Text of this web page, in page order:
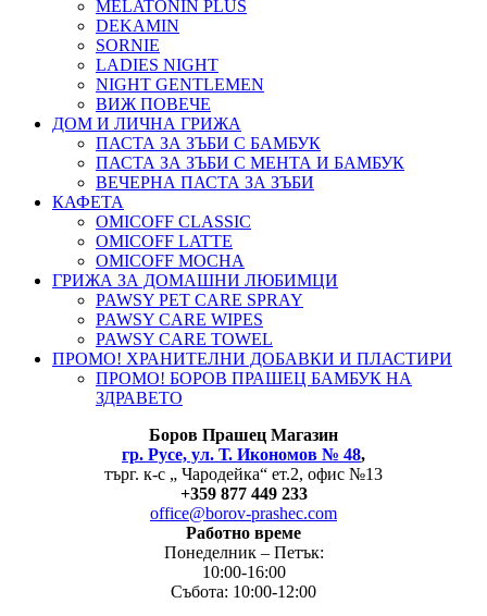
MELATONIN PLUS
DEKAMIN
SORNIE
LADIES NIGHT
NIGHT GENTLEMEN
ВИЖ ПОВЕЧЕ
ДОМ И ЛИЧНА ГРИЖА
ПАСТА ЗА ЗЪБИ С БАМБУК
ПАСТА ЗА ЗЪБИ С МЕНТА И БАМБУК
ВЕЧЕРНА ПАСТА ЗА ЗЪБИ
КАФЕТА
OMICOFF CLASSIC
OMICOFF LATTE
OMICOFF MOCHA
ГРИЖА ЗА ДОМАШНИ ЛЮБИМЦИ
PAWSY PET CARE SPRAY
PAWSY CARE WIPES
PAWSY CARE TOWEL
ПРОМО! ХРАНИТЕЛНИ ДОБАВКИ И ПЛАСТИРИ
ПРОМО! БОРОВ ПРАШЕЦ БАМБУК НА
ЗДРАВЕТО
Боров Прашец Магазин
гр. Русе, ул. Т. Икономов № 48,
търг. к-с „ Чародейка“ ет.2, офис №13
+359 877 449 233
office@borov-prashec.com
Работно време
Понеделник – Петък:
10:00-16:00
Събота: 10:00-12:00